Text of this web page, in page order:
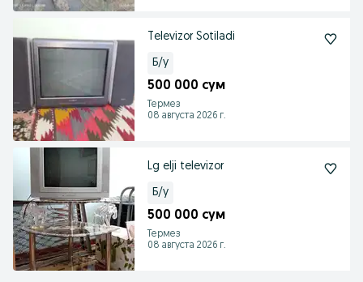
Televizor Sotiladi
Б/у
500 000 сум
Термез
08 августа 2026 г.
Lg elji televizor
Б/у
500 000 сум
Термез
08 августа 2026 г.